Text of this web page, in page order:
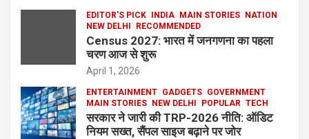
EDITOR'S PICK INDIA MAIN STORIES
NATION
NEW DELHI
RECOMMENDED
Census 2027: भारत में जनगणना का पहला
चरण आज से शुरू
April 1, 2026
ENTERTAINMENT GADGETS GOVERNMENT
MAIN STORIES
NEW DELHI POPULAR TECH
सरकार ने जारी की TRP-2026 नीति: ऑडिट
नियम सख्त, सैंपल साइज बढ़ाने पर जोर